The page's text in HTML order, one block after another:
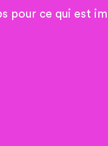
pour ce qui est